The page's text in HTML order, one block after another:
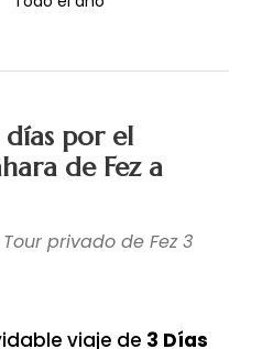
días por el
de Fez a
: Tour privado de Fez 3
viaje de 3 Días